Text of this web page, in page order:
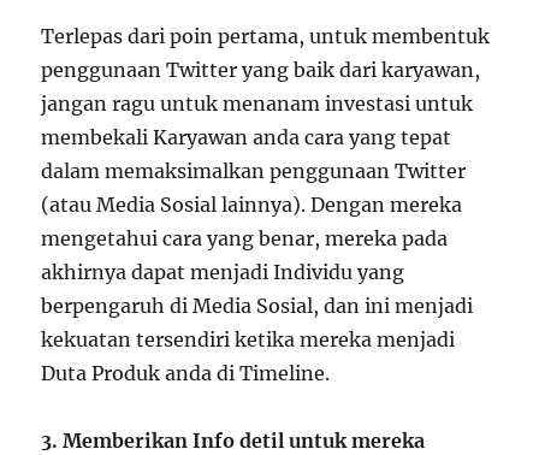
Terlepas dari poin pertama, untuk membentuk
penggunaan Twitter yang baik dari karyawan,
jangan ragu untuk menanam investasi untuk
membekali Karyawan anda cara yang tepat
dalam memaksimalkan penggunaan Twitter
(atau Media Sosial lainnya). Dengan mereka
mengetahui cara yang benar, mereka pada
akhirnya dapat menjadi Individu yang
berpengaruh di Media Sosial, dan ini menjadi
kekuatan tersendiri ketika mereka menjadi
Duta Produk anda di Timeline.
3.Memberikan Info detil untuk mereka